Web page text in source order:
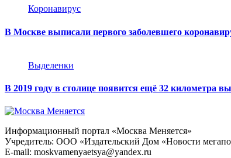
Коронавирус
В Москве выписали первого заболевшего
Выделенки
В 2019 году в столице появится ещё 32 километра
Информационный портал «Москва Меняется»
Учредитель: ООО «Издательский Дом «Новости
E-mail: moskvamenyaetsya@yandex.ru